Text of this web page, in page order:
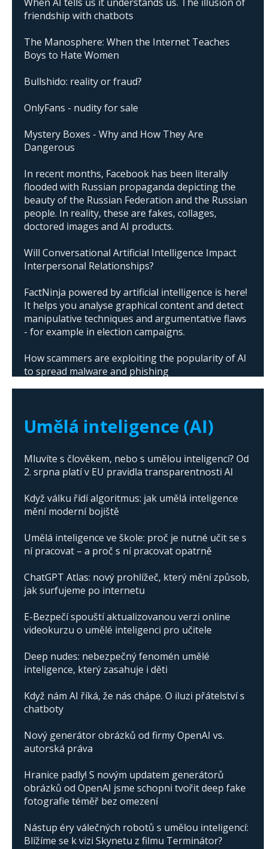
friendship with chatbots
The Manosphere: When the Internet Teaches
Boys to Hate Women
Bullshido: reality or fraud?
OnlyFans - nudity for sale
Mystery Boxes - Why and How They Are
Dangerous
In recent months, Facebook has been literally
flooded with Russian propaganda depicting the
beauty of the Russian Federation and the Russian
people. In reality, these are fakes, collages,
doctored images and AI products.
Will Conversational Artificial Intelligence Impact
Interpersonal Relationships?
FactNinja powered by artificial intelligence is here!
It helps you analyse graphical content and detect
manipulative techniques and argumentative flaws
- for example in election campaigns.
How scammers are exploiting the popularity of AI
to spread malware and phishing
Umělá inteligence (AI)
Mluvíte s člověkem, nebo s umělou inteligencí? Od
2. srpna platí v EU pravidla transparentnosti AI
Když válku řídí algoritmus: jak umělá inteligence
mění moderní bojiště
Umělá inteligence ve škole: proč je nutné učit se s
ní pracovat – a proč s ní pracovat opatrně
ChatGPT Atlas: nový prohlížeč, který mění způsob,
jak surfujeme po internetu
E-Bezpečí spouští aktualizovanou verzi online
videokurzu o umělé inteligenci pro učitele
Deep nudes: nebezpečný fenomén umělé
inteligence, který zasahuje i děti
Když nám AI říká, že nás chápe. O iluzi přátelství s
chatboty
Nový generátor obrázků od firmy OpenAI vs.
autorská práva
Hranice padly! S novým updatem generátorů
obrázků od OpenAI jsme schopni tvořit deep fake
fotografie téměř bez omezení
Nástup éry válečných robotů s umělou inteligencí:
Blížíme se k vizi Skynetu z filmu Terminátor?